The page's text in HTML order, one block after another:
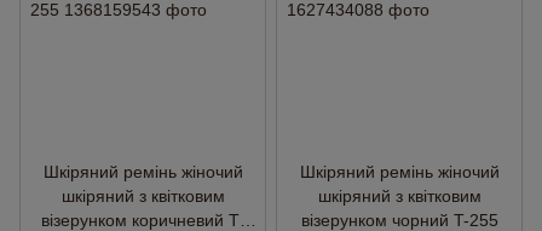
Шкіряний ремінь жіночий
шкіряний з квітковим
візерунком коричневий T-
Шкіряний ремінь жіночий
шкіряний з квітковим
візерунком чорний T-255